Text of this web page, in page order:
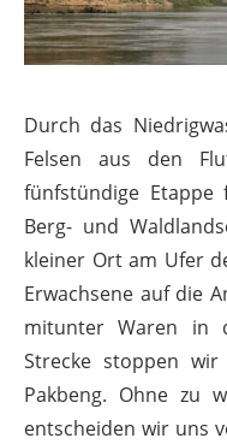
Durch das
Felsen aus den
fünfstündige
Berg- und
kleiner Ort am Ufer
Erwachsene auf die
mitunter Waren in
Strecke stoppen
Pakbeng. Ohne zu
entscheiden wir uns